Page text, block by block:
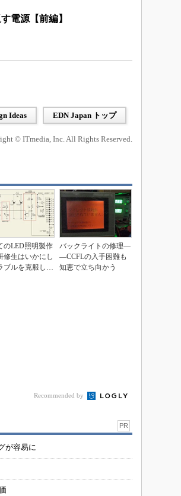
電源【前編】
Ideas EDN Japan トップ
© ITmedia, Inc. All Rights Reserved.
のLED照明製作
生はいかにし
ブルを克服した
バックライトの修理―
―CCFLの入手困難も
知恵で立ち向かう
Recommended by
PR
が容易に